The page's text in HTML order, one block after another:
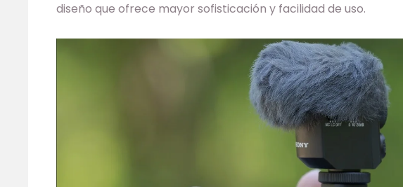
diseño que ofrece mayor sofisticación y facilidad de uso.